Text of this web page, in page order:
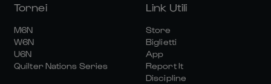
Tornei
M6N
W6N
U6N
Quilter Nations Series
Link Utili
Store
Biglietti
App
Report It
Discipline